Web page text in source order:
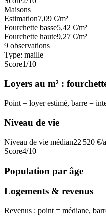
Maisons
Estimation7,09 €/m²
Fourchette basse5,42 €/m²
Fourchette haute9,27 €/m²
9 observations
Type: maille
Score1/10
Loyers au m² :
Point = loyer estimé, barre =
Niveau de vie
Niveau de vie médian22 520 €/
Score4/10
Population par âge
Logements & revenus
Revenus : point = médiane,